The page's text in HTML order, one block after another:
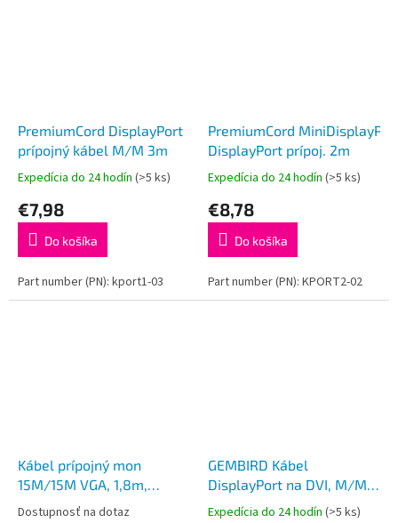
PremiumCord DisplayPort
prípojný kábel M/M 3m
Expedícia do 24 hodín (>5 ks)
€7,98
Do košíka
Part number (PN): kport1-03
PremiumCord
DisplayPort prípoj. 2m
Expedícia do 24 hodín (>5 ks)
€8,78
Do košíka
Part number (PN): KPORT2-02
Kábel prípojný mon
15M/15M VGA, 1,8m,
tienený ferr.
Dostupnosť na dotaz
GEMBIRD Kábel
DisplayPort na DVI, M/M,
1m
Expedícia do 24 hodín (>5 ks)